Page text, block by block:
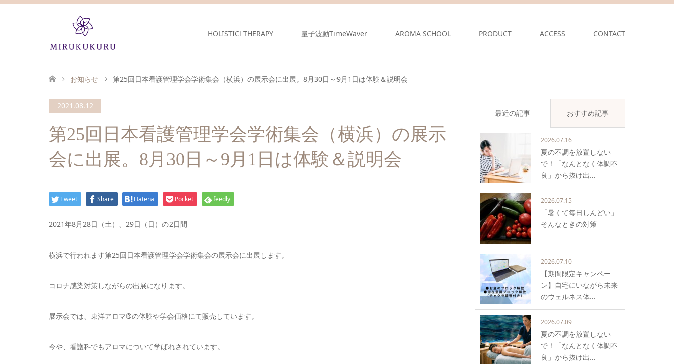
HOLISTICl THERAPY 量子波動TimeWaver AROMA SCHOOL PRODUCT ACCESS CONTACT
お知らせ 第25回日本看護管理学会学術集会（横浜）の展示会に出展。8月30日～9月1日は体験＆説明会
2021.08.12
第25回日本看護管理学会学術集会（横浜）の展示
会に出展。8月30日～9月1日は体験＆説明会
Tweet Share Hatena Pocket feedly
2021年8月28日（土）、29日（日）の2日間
横浜で行われます第25回日本看護管理学会学術集会の展示会に出展します。
コロナ感染対策しながらの出展になります。
展示会では、東洋アロマ®の体験や学会価格にて販売しています。
今や、看護科でもアロマについて学ばれされています。
最近の記事 おすすめ記事
2026.07.16
夏の不調を放置しない
で！「なんとなく体調不
良」から抜け出…
2026.07.15
「暑くて毎日しんどい」
そんなときの対策
2026.07.10
【期間限定キャンペー
ン】自宅にいながら未来
のウェルネス体…
2026.07.09
夏の不調を放置しない
で！「なんとなく体調不
良」から抜け出…